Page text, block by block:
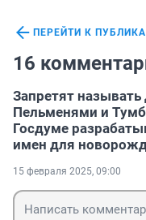
ПЕРЕЙТИ К
16
Запретят называть
Пельменями и
Госдуме
имен для
15 февраля 2025, 09:00